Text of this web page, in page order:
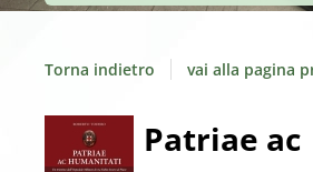
Torna indietro vai alla pagina
Dettaglio
Patriae ac